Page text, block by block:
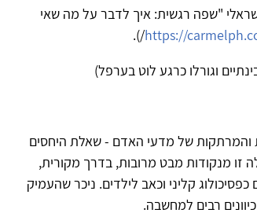
"שפה רגשית: איך לדבר על מה שאי
https://
/).
וגורלו כרגע לוט בערפל)
והמרתקות של מדעי האדם - שאלת היחסים
זו מנקודות מבט מרובות, בדרך מקורית,
קליני וכאב לילדים. ניכר שהעמיק
רבים למחשבה.